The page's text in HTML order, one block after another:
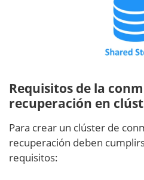
Requisitos de la
recuperación en
Para crear un clúster de
recuperación deben
requisitos: